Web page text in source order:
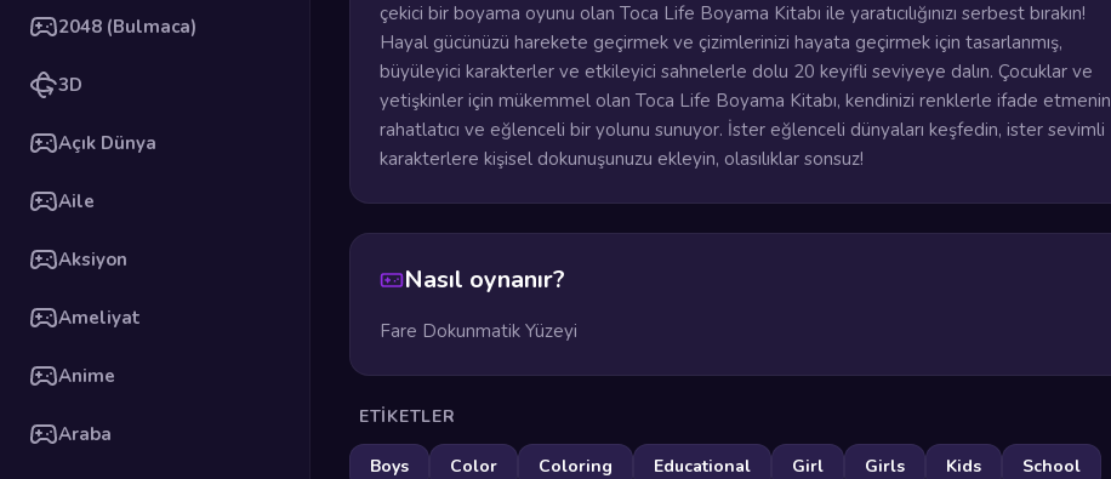
2048 (Bulmaca)
3D
Açık Dünya
Aile
Aksiyon
Ameliyat
Anime
Araba
çekici bir boyama oyunu olan Toca Life Boyama Kitabı ile yaratıcılığınızı serbest bırakın!
Hayal gücünüzü harekete geçirmek ve çizimlerinizi hayata geçirmek için tasarlanmış,
büyüleyici karakterler ve etkileyici sahnelerle dolu 20 keyifli seviyeye dalın. Çocuklar ve
yetişkinler için mükemmel olan Toca Life Boyama Kitabı, kendinizi renklerle ifade etmenin
rahatlatıcı ve eğlenceli bir yolunu sunuyor. İster eğlenceli dünyaları keşfedin, ister sevimli
karakterlere kişisel dokunuşunuzu ekleyin, olasılıklar sonsuz!
Nasıl oynanır?
Fare Dokunmatik Yüzeyi
ETIKETLER
Boys Color Coloring Educational Girl Girls Kids School